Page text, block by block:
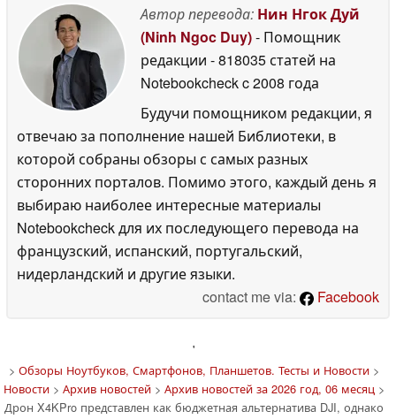
Автор перевода: Нин Нгок Дуй
(Ninh Ngoc Duy)- Помощник
редакции - 818035 статей на
Notebookcheckc 2008 года
Будучи помощником редакции, я
отвечаю за пополнение нашей Библиотеки, в
которой собраны обзоры с самых разных
сторонних порталов. Помимо этого, каждый день я
выбираю наиболее интересные материалы
Notebookcheck для их последующего перевода на
французский, испанский, португальский,
нидерландский и другие языки.
contact me via:
Facebook
'
> Обзоры Ноутбуков, Смартфонов, Планшетов. Тесты и Новости>
Новости> Архив новостей> Архив новостей за 2026 год, 06 месяц>
Дрон X4KPro представлен как бюджетная альтернатива DJI, однако